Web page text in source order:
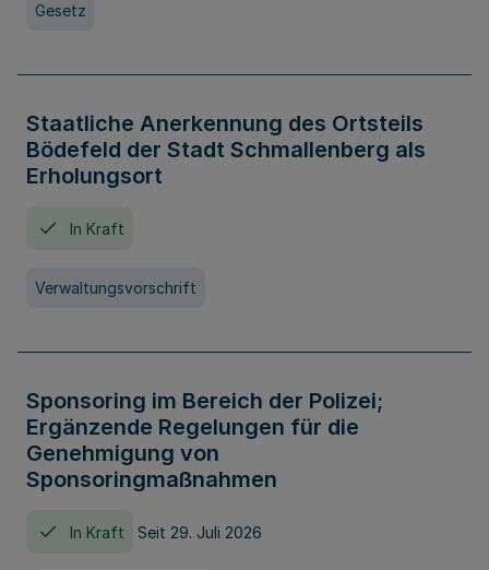
Gesetz
Staatliche Anerkennung des Ortsteils
Bödefeld der Stadt Schmallenberg als
Erholungsort
In Kraft
Verwaltungsvorschrift
Sponsoring im Bereich der Polizei;
Ergänzende Regelungen für die
Genehmigung von
Sponsoringmaßnahmen
In Kraft Seit 29. Juli 2026